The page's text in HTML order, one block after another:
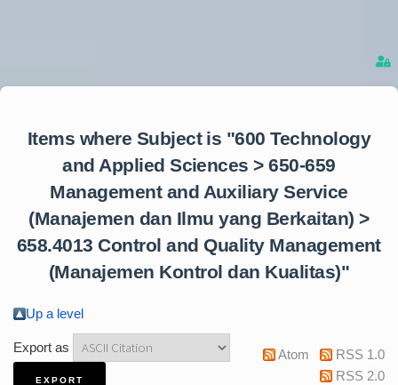
Items where Subject is "600 Technology
and Applied Sciences > 650-659
Management and Auxiliary Service
(Manajemen dan Ilmu yang Berkaitan) >
658.4013 Control and Quality Management
(Manajemen Kontrol dan Kualitas)"
Up a level
Export as Atom
RSS 1.0
RSS 2.0